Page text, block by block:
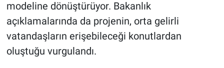
modeline dönüştürüyor. Bakanlık
açıklamalarında da projenin, orta gelirli
vatandaşların erişebileceği konutlardan
oluştuğu vurgulandı.